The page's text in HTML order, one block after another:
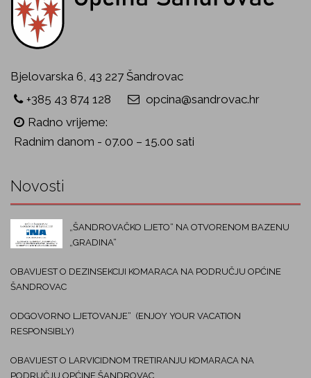
Bjelovarska 6, 43 227 Šandrovac
+385 43 874 128
opcina@sandrovac.hr
Radno vrijeme:
Radnim danom - 07.00 – 15.00 sati
Novosti
„ŠANDROVAČKO LJETO“ NA OTVORENOM BAZENU
„GRADINA“
OBAVIJEST O DEZINSEKCIJI KOMARACA NA PODRUČJU OPĆINE
ŠANDROVAC
ODGOVORNO LJETOVANJE“ (ENJOY YOUR VACATION
RESPONSIBLY)
OBAVIJEST O LARVICIDNOM TRETIRANJU KOMARACA NA
PODRUČJU OPĆINE ŠANDROVAC